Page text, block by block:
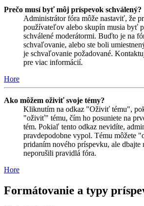
Prečo musí byť môj príspevok schválený?
Administrátor fóra môže nastaviť, že
používateľov alebo skupín musia byť
schválené moderátormi. Buďto je na
schvaľovanie, alebo ste boli
je schvaľovanie požadované.
pre viac informácií.
Hore
Ako môžem oživiť svoje témy?
Kliknutím na odkaz "Oživiť tému",
"oživiť" tému, čím ho posuniete na
tém. Pokiaľ tento odkaz nevidíte,
pravdepodobne vypol. Tému môžete
pridaním nového príspevku, ale dbajte
neporušili pravidlá fóra.
Hore
Formátovanie a typy